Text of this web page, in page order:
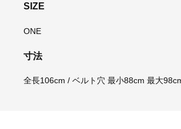
SIZE
ONE
寸法
全長106cm / ベルト穴 最小88cm 最大